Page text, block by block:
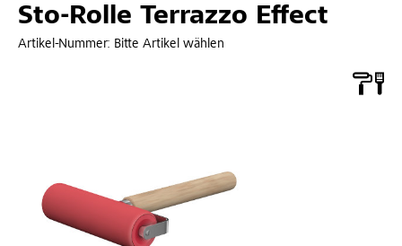
Sto-Rolle Terrazzo Effect
Artikel-Nummer: Bitte Artikel wählen